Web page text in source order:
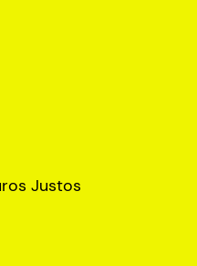
Justos